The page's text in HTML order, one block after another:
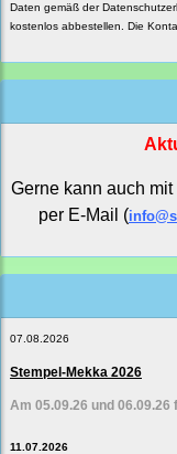
Daten gemäß der
kostenlos abbestellen. Die
Gerne kann auch
per E-Mail (
07.08.2026
Stempel-Mekka 2026
Am 05.09.26 und
11.07.2026